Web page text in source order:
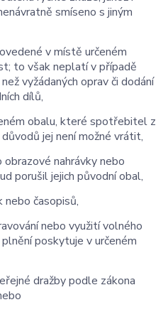
smíseno s jiným
v místě určeném
to však neplatí v případě
vyžádaných oprav či dodání
dílů,
obalu, které spotřebitel z
jej není možné vrátit,
nahrávky nebo
porušil jejich původní obal,
časopisů,
nebo využití volného
poskytuje v určeném
dražby podle zákona